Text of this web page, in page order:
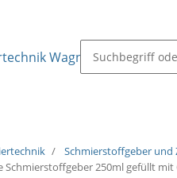
Schmierstoffgeber und
Schmierstoffgeber 250ml gefüllt